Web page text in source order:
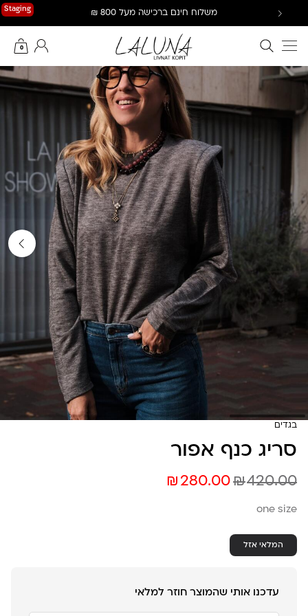
Staging משלוח חינם ברכישה מעל 800 ₪
חיפוש באתר
0
החשבון שלי
בגדים
סריג כנף אפור
₪ 280.00₪420.00
one size
המלאי אזל
עדכנו אותי שהמוצר חוזר למלאי